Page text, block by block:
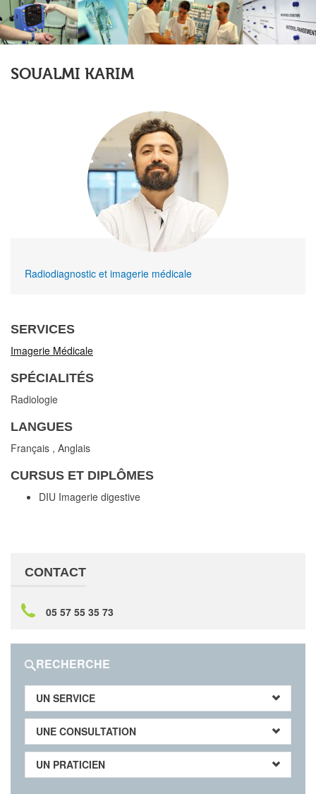
SOUALMI KARIM
Radiodiagnostic et imagerie médicale
SERVICES
Imagerie Médicale
SPÉCIALITÉS
Radiologie
LANGUES
Français , Anglais
CURSUS ET DIPLÔMES
DIU Imagerie digestive
CONTACT
05 57 55 35 73
RECHERCHE
UN SERVICE
UNE CONSULTATION
UN PRATICIEN